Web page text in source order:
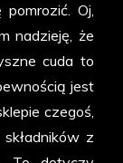
Oj,
nadzieję, że
cuda to
jest
czegoś,
z